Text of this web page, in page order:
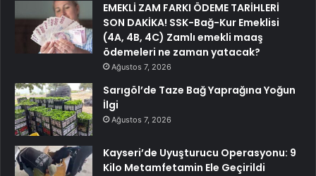
EMEKLİ ZAM FARKI ÖDEME TARİHLERİ
SON DAKİKA! SSK-Bağ-Kur Emeklisi
(4A, 4B, 4C) Zamlı emekli maaş
ödemeleri ne zaman yatacak?
Ağustos 7, 2026
Sarıgöl’de Taze Bağ Yaprağına Yoğun
İlgi
Ağustos 7, 2026
Kayseri’de Uyuşturucu Operasyonu: 9
Kilo Metamfetamin Ele Geçirildi